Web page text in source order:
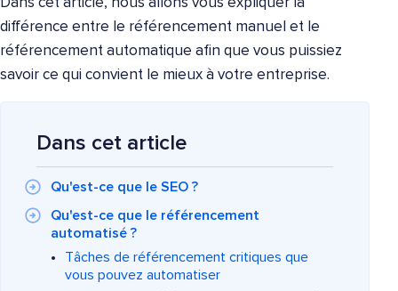
Dans cet article, nous allons vous expliquer la
différence entre le référencement manuel et le
référencement automatique afin que vous puissiez
savoir ce qui convient le mieux à votre entreprise.
Dans cet article
Qu'est-ce que le SEO ?
Qu'est-ce que le référencement
automatisé ?
Tâches de référencement critiques que
vous pouvez automatiser